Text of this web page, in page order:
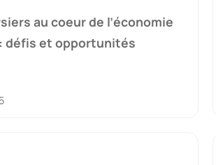
au coeur de l’économie
défis et opportunités